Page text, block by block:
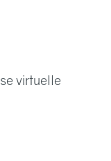
virtuelle